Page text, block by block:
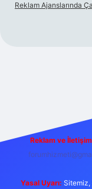
Reklam Ajanslarında
Reklam ve
Yasal Uyarı: Sitemiz,